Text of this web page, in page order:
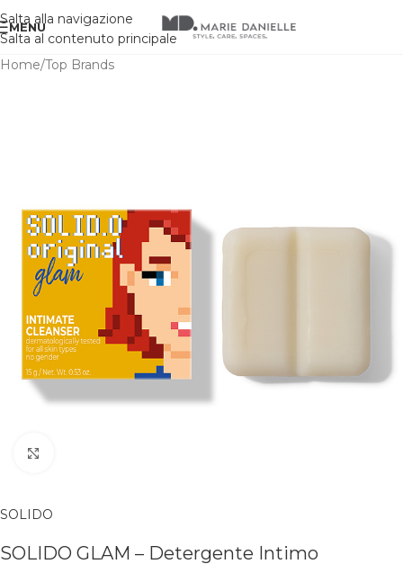
Salta alla navigazione
Salta al contenuto principale
MENU
Home/Top Brands
SOLIDO
SOLIDO GLAM – Detergente Intimo